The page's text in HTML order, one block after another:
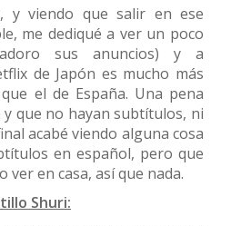
y viendo que salir en ese
me dediqué a ver un poco
sus anuncios) y a
de Japón es mucho más
el de España. Una pena
que no hayan subtítulos, ni
acabé viendo alguna cosa
en español, pero que
ver en casa, así que nada.
Shuri: